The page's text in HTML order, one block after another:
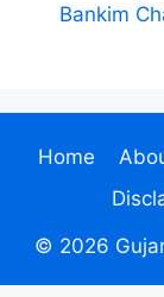
Bankim
Home
© 2026